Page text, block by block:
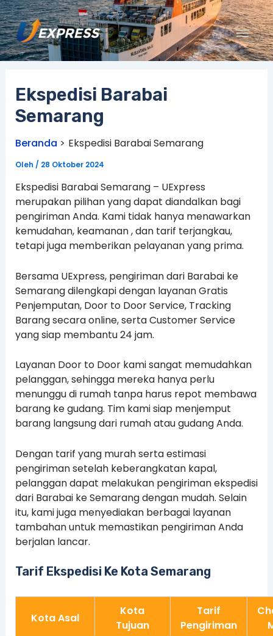
Lewati
ke
konten
Ekspedisi Barabai
Semarang
Beranda Ekspedisi Barabai Semarang
Oleh / 28 Oktober 2024
Ekspedisi Barabai Semarang – UExpress
merupakan pilihan yang dapat diandalkan bagi
pengiriman Anda. Kami tidak hanya menawarkan
kemudahan, keamanan , dan tarif terjangkau,
tetapi juga memberikan pelayanan yang prima.
Bersama UExpress, pengiriman dari Barabai ke
Semarang dilengkapi dengan layanan Gratis
Penjemputan, Door to Door Service, Tracking
Barang secara online, serta Customer Service
yang siap membantu 24 jam.
Layanan Door to Door kami sangat memudahkan
pelanggan, sehingga mereka hanya perlu
menunggu di rumah tanpa harus repot membawa
barang ke gudang. Tim kami siap menjemput
barang langsung dari rumah atau gudang Anda.
Dengan tarif yang murah serta estimasi
pengiriman setelah keberangkatan kapal,
pelanggan dapat melakukan pengiriman ekspedisi
dari Barabai ke Semarang dengan mudah. Selain
itu, kami juga menyediakan berbagai layanan
tambahan untuk memastikan pengiriman Anda
berjalan lancar.
Tarif Ekspedisi Ke Kota Semarang
Kota Asal
Kota
Tujuan
Tarif
Pengiriman